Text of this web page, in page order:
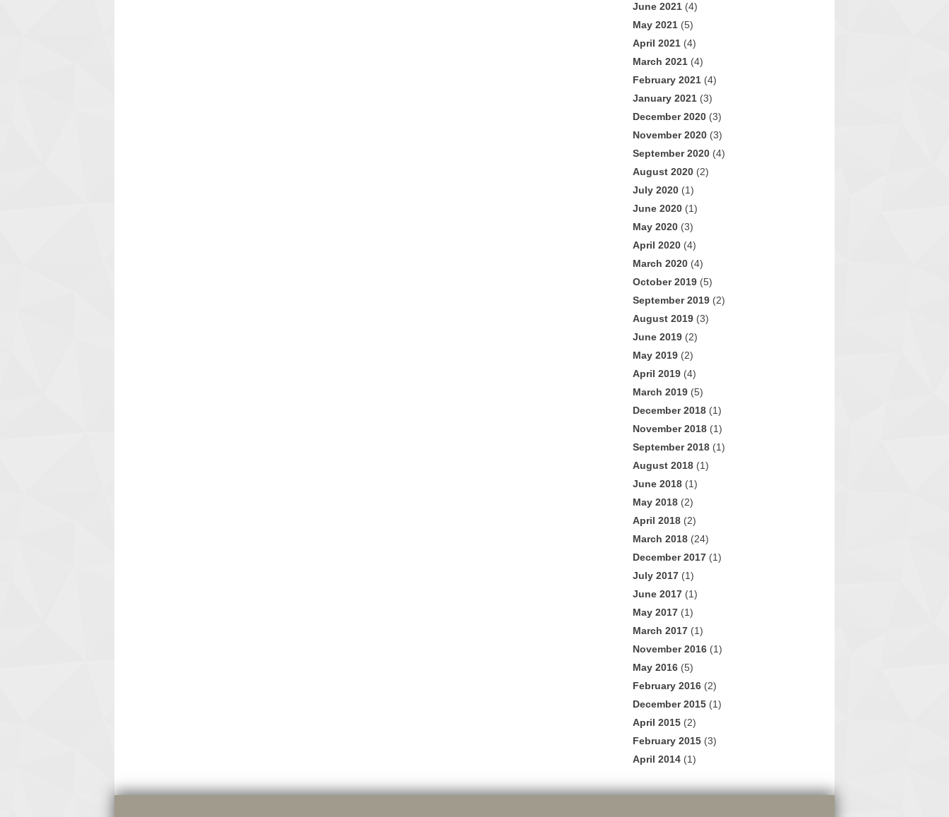
June 2021 (4)
May 2021 (5)
April 2021 (4)
March 2021 (4)
February 2021 (4)
January 2021 (3)
December 2020 (3)
November 2020 (3)
September 2020 (4)
August 2020 (2)
July 2020 (1)
June 2020 (1)
May 2020 (3)
April 2020 (4)
March 2020 (4)
October 2019 (5)
September 2019 (2)
August 2019 (3)
June 2019 (2)
May 2019 (2)
April 2019 (4)
March 2019 (5)
December 2018 (1)
November 2018 (1)
September 2018 (1)
August 2018 (1)
June 2018 (1)
May 2018 (2)
April 2018 (2)
March 2018 (24)
December 2017 (1)
July 2017 (1)
June 2017 (1)
May 2017 (1)
March 2017 (1)
November 2016 (1)
May 2016 (5)
February 2016 (2)
December 2015 (1)
April 2015 (2)
February 2015 (3)
April 2014 (1)